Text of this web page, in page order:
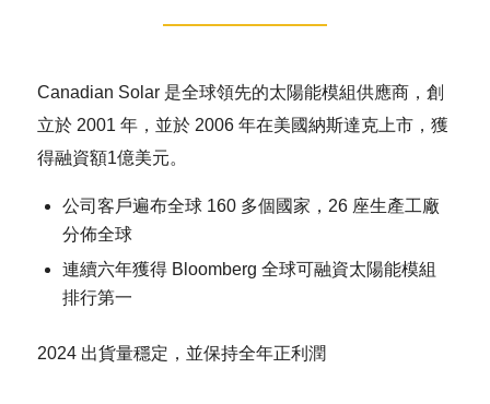
Canadian Solar 是全球領先的太陽能模組供應商，創
立於 2001 年，並於 2006 年在美國納斯達克上市，獲
得融資額1億美元。
公司客戶遍布全球 160 多個國家，26 座生產工廠
分佈全球
連續六年獲得 Bloomberg 全球可融資太陽能模組
排行第一
2024 出貨量穩定，並保持全年正利潤